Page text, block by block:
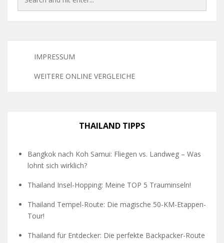
IMPRESSUM
WEITERE ONLINE VERGLEICHE
THAILAND TIPPS
Bangkok nach Koh Samui: Fliegen vs. Landweg – Was
lohnt sich wirklich?
Thailand Insel-Hopping: Meine TOP 5 Trauminseln!
Thailand Tempel-Route: Die magische 50-KM-Etappen-
Tour!
Thailand für Entdecker: Die perfekte Backpacker-Route